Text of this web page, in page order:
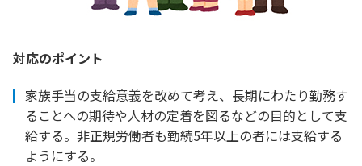
対応のポイント
家族手当の支給意義を改めて考え、長期にわたり勤務す
ることへの期待や人材の定着を図るなどの目的として支
給する。非正規労働者も勤続5年以上の者には支給する
ようにする。